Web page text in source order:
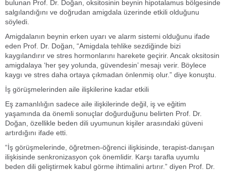
bulunan Prof. Dr. Doğan, oksitosinin beynin hipotalamus bölgesinde
salgılandığını ve doğrudan amigdala üzerinde etkili olduğunu
söyledi.
Amigdalanın beynin erken uyarı ve alarm sistemi olduğunu ifade
eden Prof. Dr. Doğan, “Amigdala tehlike sezdiğinde bizi
kaygılandırır ve stres hormonlarını harekete geçirir. Ancak oksitosin
amigdalaya ‘her şey yolunda, güvendesin’ mesajı verir. Böylece
kaygı ve stres daha ortaya çıkmadan önlenmiş olur.” diye konuştu.
İş görüşmelerinden aile ilişkilerine kadar etkili
Eş zamanlılığın sadece aile ilişkilerinde değil, iş ve eğitim
yaşamında da önemli sonuçlar doğurduğunu belirten Prof. Dr.
Doğan, özellikle beden dili uyumunun kişiler arasındaki güveni
artırdığını ifade etti.
“İş görüşmelerinde, öğretmen-öğrenci ilişkisinde, terapist-danışan
ilişkisinde senkronizasyon çok önemlidir. Karşı tarafla uyumlu
beden dili geliştirmek kabul görme ihtimalini artırır.” diyen Prof. Dr.